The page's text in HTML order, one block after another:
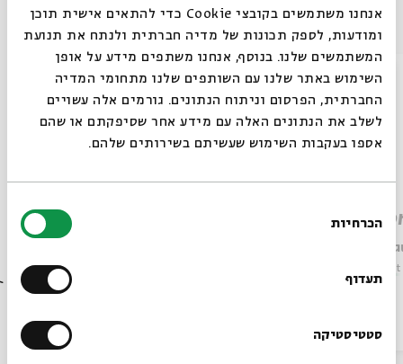
אנחנו משתמשים בקובצי Cookie כדי להתאים אישית תוכן
ומודעות, לספק תכונות של מדיה חברתית ולנתח את תנועת
המשתמשים שלנו. בנוסף, אנחנו משתפים מידע על אופן
השימוש באתר שלנו עם השותפים שלנו מתחומי המדיה
החברתית, הפרסום וניתוח הנתונים. גורמים אלה עשויים
לשלב את הנתונים האלה עם מידע אחר שסיפקתם או שהם
אספו בעקבות השימוש שעשיתם בשירותים שלהם.
הסכמה
הכרחיות
תעדוף
סטטיסטיקה
Other episodes in the series
Atlit Detention Camp
Series: Beit Avi Chai Virtual Tours in English
Video
Ami
סגור
BEIT AVI CHAI’s programs!
Sign up for our newsletter!